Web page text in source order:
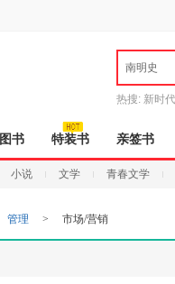
南明史
热搜: 新时
图书 特装书 亲签书
小说 文学 青春文学
管理 > 市场/营销